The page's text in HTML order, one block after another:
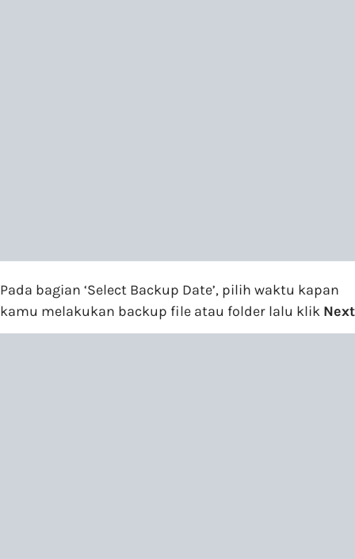
Pada bagian ‘Select Backup Date’, pilih waktu kapan
kamu melakukan backup file atau folder lalu klik Next